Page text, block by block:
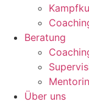
Beratung
Über uns